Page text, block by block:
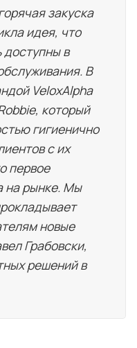
закуска
идея, что
в
В
VeloxAlpha
который
гигиенично
с их
первое
на рынке. Мы
новые
Грабовски,
решений в